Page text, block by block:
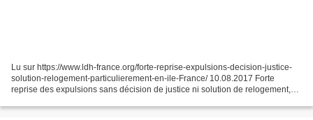
Lu sur https://www.ldh-france.org/forte-reprise-expulsions-decision-justice-
solution-relogement-particulierement-en-ile-France/ 10.08.2017 Forte
reprise des expulsions sans décision de justice ni solution de relogement,